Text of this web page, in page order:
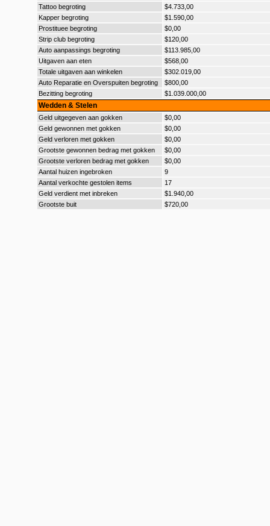
Tattoo begroting
$4.733,00
Kapper begroting
$1.590,00
Prostituee begroting
$0,00
Strip club begroting
$120,00
Auto aanpassings begroting
$113.985,00
Uitgaven aan eten
$568,00
Totale uitgaven aan winkelen
$302.019,00
Auto Reparatie en Overspuiten begroting
$800,00
Bezitting begroting
$1.039.000,00
Wedden & Stelen
Geld uitgegeven aan gokken
$0,00
Geld gewonnen met gokken
$0,00
Geld verloren met gokken
$0,00
Grootste gewonnen bedrag met gokken
$0,00
Grootste verloren bedrag met gokken
$0,00
Aantal huizen ingebroken
9
Aantal verkochte gestolen items
17
Geld verdient met inbreken
$1.940,00
Grootste buit
$720,00